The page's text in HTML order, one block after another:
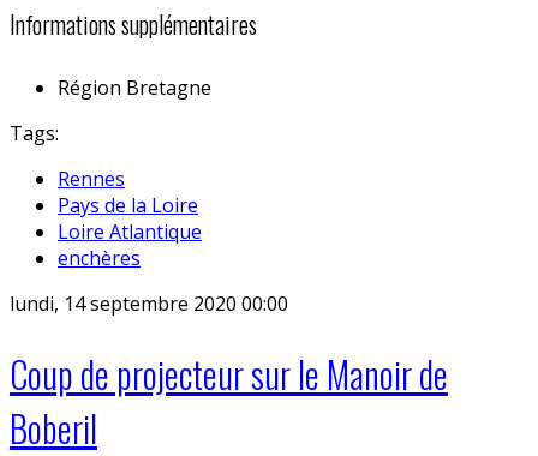
Informations supplémentaires
Région Bretagne
Tags:
Rennes
Pays de la Loire
Loire Atlantique
enchères
lundi, 14 septembre 2020 00:00
Coup de projecteur sur le Manoir de
Boberil